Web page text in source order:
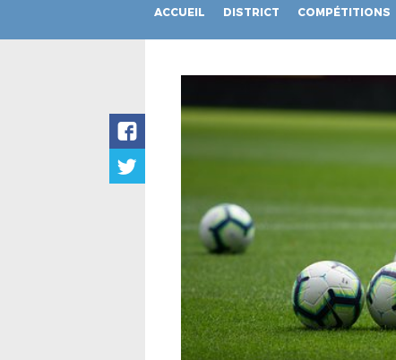
ACCUEIL DISTRICT COMPÉTITIONS